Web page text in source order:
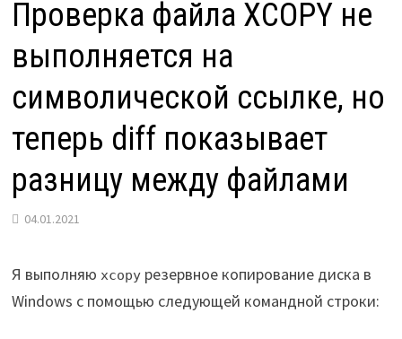
Проверка файла XCOPY не
выполняется на
символической ссылке, но
теперь diff показывает
разницу между файлами
04.01.2021
Я выполняю xcopyрезервное копирование диска в
Windows с помощью следующей командной строки: